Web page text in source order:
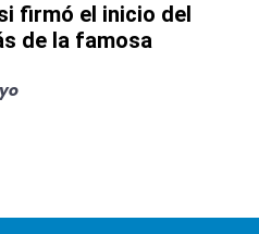
firmó el inicio del
de la famosa